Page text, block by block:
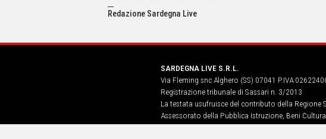
Redazione Sardegna Live
SARDEGNA LIVE S.R.L.
Via Fleming snc Alghero (SS) 07041 P.IVA
Registrazione tribunale di Sassari n. 3/2013
La testata usufruisce del contributo della Regione
Assessorato della Pubblica Istruzione, Beni
Informazione, Spettacolo e Sport. legge regionale